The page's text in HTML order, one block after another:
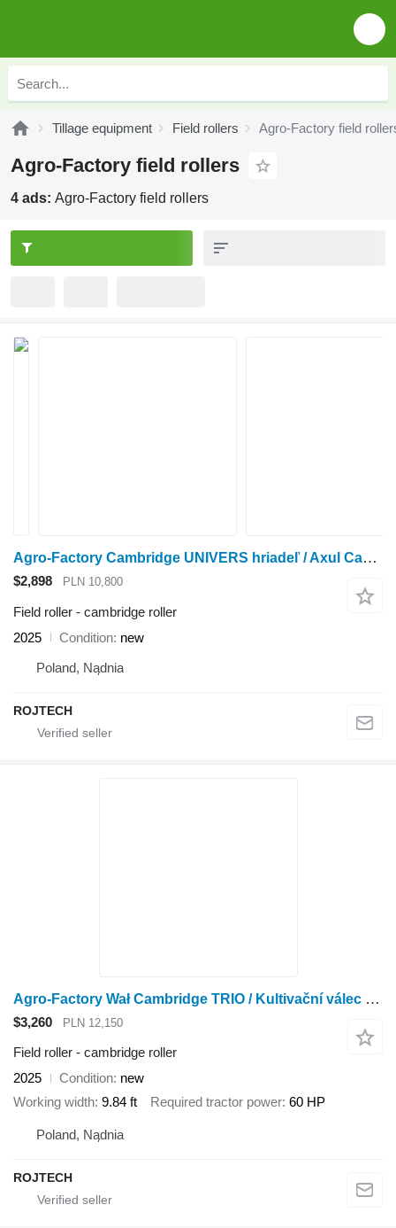
Tillage equipment Field rollers Agro-Factory field
Agro-Factory field rollers
4 ads: Agro-Factory field rollers
Agro-Factory Cambridge UNIVERS hriadeľ / Axul Cambridge UNIVERS
$2,898 PLN 10,800
Field roller - cambridge roller
2025
Condition new
Poland, Nądnia
ROJTECH
Agro-Factory Wał Cambridge TRIO / Kultivační válec Cambridge TRIO
$3,260 PLN 12,150
Field roller - cambridge roller
2025
Condition new
Working width 9.84 ft Required tractor power 60 HP
Poland, Nądnia
ROJTECH